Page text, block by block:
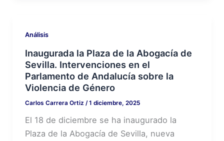
Análisis
Inaugurada la Plaza de la Abogacía de
Sevilla. Intervenciones en el
Parlamento de Andalucía sobre la
Violencia de Género
Carlos Carrera Ortiz /1 diciembre, 2025
El 18 de diciembre se ha inaugurado la
Plaza de la Abogacía de Sevilla, nueva